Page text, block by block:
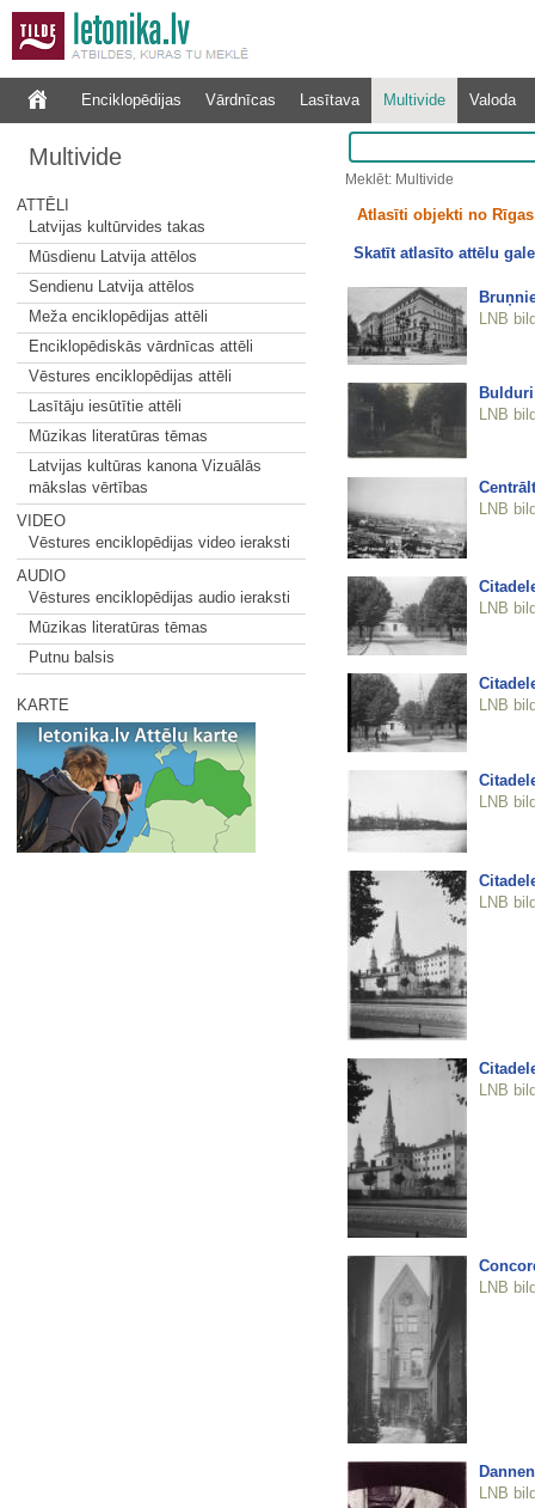
Enciklopēdijas Vārdnīcas Lasītava Multivide Valoda
Multivide
ATTĒLI
Latvijas kultūrvides takas
Mūsdienu Latvija attēlos
Sendienu Latvija attēlos
Meža enciklopēdijas attēli
Enciklopēdiskās vārdnīcas attēli
Vēstures enciklopēdijas attēli
Lasītāju iesūtītie attēli
Mūzikas literatūras tēmas
Latvijas kultūras kanona Vizuālās
mākslas vērtības
VIDEO
Vēstures enciklopēdijas video ieraksti
AUDIO
Vēstures enciklopēdijas audio ieraksti
Mūzikas literatūras tēmas
Putnu balsis
KARTE
Meklēt: Multivide
Atlasīti objekti no
Skatīt atlasīto attēlu
LNB
Bulduri
LNB
LNB
LNB
LNB
LNB
LNB
LNB
LNB
LNB